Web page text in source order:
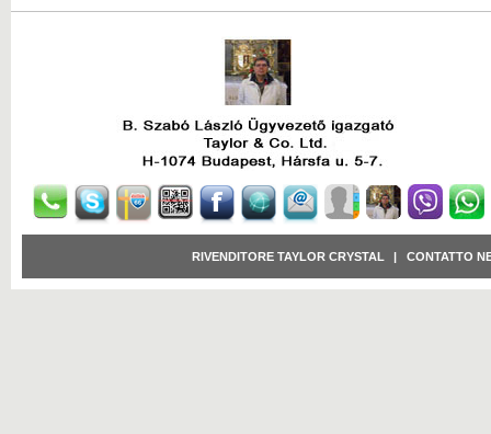
RIVENDITORE TAYLOR CRYSTAL CONTATTO